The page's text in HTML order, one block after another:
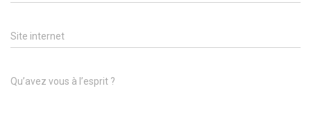
Site internet
Qu’avez vous à l’esprit ?